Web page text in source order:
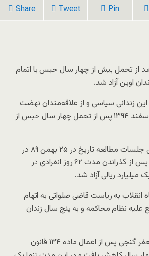
Share Tweet Pin
از تحمل بیش از چهار سال حبس با اتمام
اوین آزاد شد.
این زندانی سیاسی و از علاقه‌مندان نهضت
آزادی ایران، امروز ۲۹ اسفند ۱۳۹۴ پس از تحمل چهار سال حبس از
گنجی به دلیل برگزاری جلسات مطالعه تاریخ در ۲۵ بهمن ۸۹ در
منزل بازداشت شد و پس از گذراندن مدت ۶۲ روز انفرادی در
۱۵ دادگاه انقلاب به ریاست قاضی صلواتی به اتهام
علیه نظام محاکمه و به پنج سال زندان
حکم ۵ سال زندان جعفر گنجی پس از اعمال ماده ۱۳۴ قانون